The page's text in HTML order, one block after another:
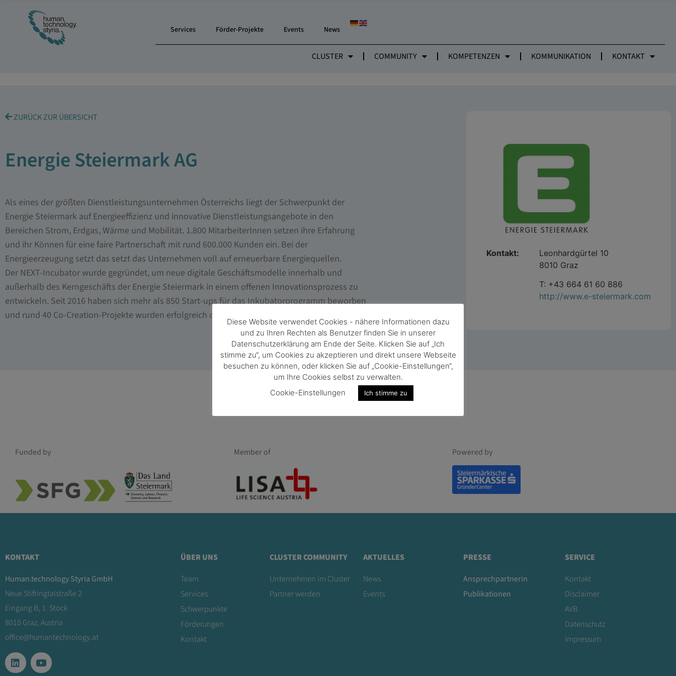
Services Förder-Projekte Events News
CLUSTER COMMUNITY KOMPETENZEN KOMMUNIKATION KONTAKT
ZURÜCK ZUR ÜBERSICHT
Energie Steiermark AG
Als eines der größten Dienstleistungsunternehmen Österreichs liegt der Schwerpunkt der
Energie Steiermark auf Energieeffizienz und innovative Dienstleistungsangebote in den
Bereichen Strom, Erdgas, Wärme und Mobilität. 1.800 MitarbeiterInnen setzen ihre Erfahrung
und ihr Können für eine faire Partnerschaft mit rund 600.000 Kunden ein. Bei der
Energieerzeugung setzt das setzt das Unternehmen voll auf erneuerbare Energiequellen.
Der NEXT-Incubator wurde gegründet, um neue digitale Geschäftsmodelle innerhalb und
außerhalb des Kerngeschäfts der Energie Steiermark in einem offenen Innovationsprozess zu
entwickeln. Seit 2016 haben sich mehr als 850 Start-ups für das Inkubatorprogramm beworben
und rund 40 Co-Creation-Projekte wurden erfolgreich durchgeführt.
Kontakt:
Leonhardgürtel 10
8010 Graz
T: +43 664 61 60 886
http://www.e-steiermark.com
Funded by Member of Powered by
KONTAKT
Human.technology Styria GmbH
Neue Stiftingtalstraße 2
Eingang B, 1. Stock
8010 Graz, Austria
office@humantechnology.at
ÜBER UNS
Team
Services
Schwerpunkte
Förderungen
Kontakt
CLUSTER COMMUNITY
Unternehmen im Cluster
Partner werden
AKTUELLES
News
Events
PRESSE
Ansprechpartnerin
Publikationen
SERVICE
Kontakt
Disclaimer
AVB
Datenschutz
Impressum
Diese Website verwendet Cookies - nähere Informationen dazu
und zu Ihren Rechten als Benutzer finden Sie in unserer
Datenschutzerklärung am Ende der Seite. Klicken Sie auf „Ich
stimme zu“, um Cookies zu akzeptieren und direkt unsere Webseite
besuchen zu können, oder klicken Sie auf „Cookie-Einstellungen“,
um Ihre Cookies selbst zu verwalten.
Cookie-Einstellungen
Ich stimme zu